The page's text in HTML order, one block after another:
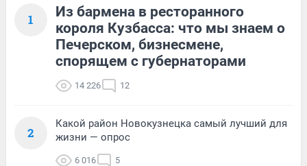
1
Из бармена в ресторанного
короля Кузбасса: что мы знаем о
Печерском, бизнесмене,
спорящем с губернаторами
14 226 12
2
Какой район Новокузнецка самый лучший для
жизни — опрос
6 016 5